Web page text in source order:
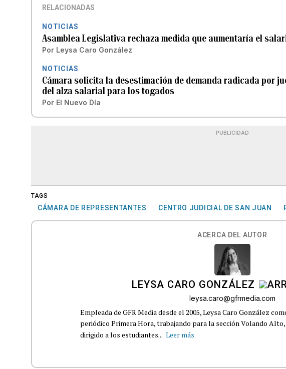
RELACIONADAS
NOTICIAS
Asamblea Legislativa rechaza medida que aumentaría el
Por Leysa Caro González
NOTICIAS
Cámara solicita la desestimación de demanda radicada por
del alza salarial para los togados
Por El Nuevo Día
PUBLICIDAD
TAGS
CÁMARA DE REPRESENTANTES CENTRO JUDICIAL DE SAN JUAN
ACERCA DEL AUTOR
LEYSA CARO GONZÁLEZ
leysa.caro@gfrmedia.com
Empleada de GFR Media desde el 2005, Leysa Caro González
periódico Primera Hora, trabajando para la sección Volando
dirigido a los estudiantes... Leer más